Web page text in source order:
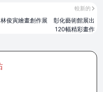
較新的
林俊寅繪畫創作展 彰化藝術館展出
120幅精彩畫作